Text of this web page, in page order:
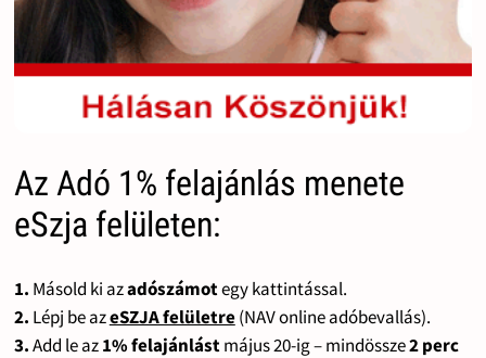
Az Adó 1% felajánlás menete
eSzja felületen:
1. Másold ki azadószámotegy kattintással.
2. Lépj be azeSZJA felületre(NAV online adóbevallás).
3.Add le az1% felajánlástmájus 20-ig – mindössze2 perc